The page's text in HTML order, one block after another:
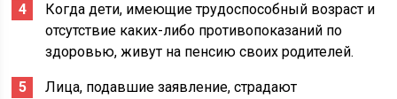
Когда дети, имеющие трудоспособный возраст и
отсутствие каких-либо противопоказаний по
здоровью, живут на пенсию своих родителей.
Лица, подавшие заявление, страдают